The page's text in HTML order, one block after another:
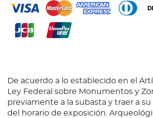
Padrón cuenta que, en América, en
Benjamín Franklin y veinte ministros
afirmó que el catolicismo era la
que uno de ellos le preguntó sobre
había sido el resultado de las
diabólicos. Franklin le instó a decirlo
ante el público y Ruiz De Padrón lo
discurso en una iglesia de Filadelfia.
De acuerdo a lo establecido en el
Ley Federal sobre Monumentos y
previamente a la subasta y traer a
del horario de exposición.